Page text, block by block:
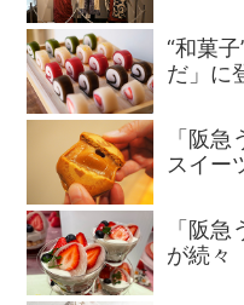
“和菓
だ」に
「阪
スイー
「阪
が続々